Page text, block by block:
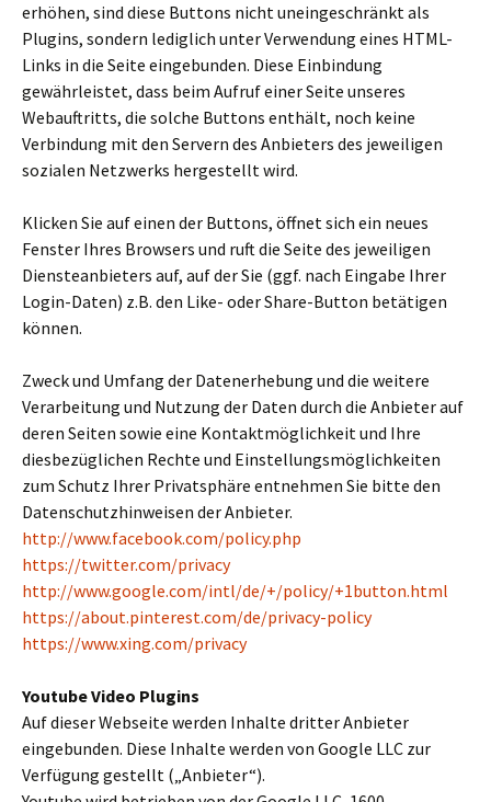
erhöhen, sind diese Buttons nicht uneingeschränkt als
Plugins, sondern lediglich unter Verwendung eines HTML-
Links in die Seite eingebunden. Diese Einbindung
gewährleistet, dass beim Aufruf einer Seite unseres
Webauftritts, die solche Buttons enthält, noch keine
Verbindung mit den Servern des Anbieters des jeweiligen
sozialen Netzwerks hergestellt wird.
Klicken Sie auf einen der Buttons, öffnet sich ein neues
Fenster Ihres Browsers und ruft die Seite des jeweiligen
Diensteanbieters auf, auf der Sie (ggf. nach Eingabe Ihrer
Login-Daten) z.B. den Like- oder Share-Button betätigen
können.
Zweck und Umfang der Datenerhebung und die weitere
Verarbeitung und Nutzung der Daten durch die Anbieter auf
deren Seiten sowie eine Kontaktmöglichkeit und Ihre
diesbezüglichen Rechte und Einstellungsmöglichkeiten
zum Schutz Ihrer Privatsphäre entnehmen Sie bitte den
Datenschutzhinweisen der Anbieter.
http://www.facebook.com/policy.php
https://twitter.com/privacy
http://www.google.com/intl/de/+/policy/+1button.html
https://about.pinterest.com/de/privacy-policy
https://www.xing.com/privacy
Youtube Video Plugins
Auf dieser Webseite werden Inhalte dritter Anbieter
eingebunden. Diese Inhalte werden von Google LLC zur
Verfügung gestellt („Anbieter“).